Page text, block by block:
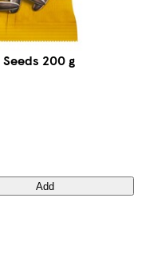
200 g
Add